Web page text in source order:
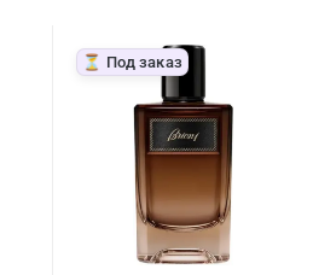
⏳ Под заказ